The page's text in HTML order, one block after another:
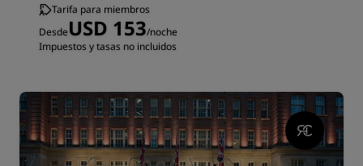
Tarifa para miembros
DesdeUSD 153/noche
Impuestos y tasas no incluidos